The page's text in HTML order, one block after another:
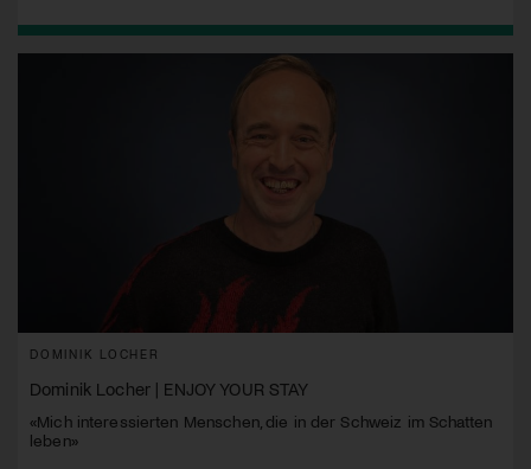
DOMINIK LOCHER
Dominik Locher | ENJOY YOUR STAY
«Mich interessierten Menschen, die in der Schweiz im Schatten
leben»